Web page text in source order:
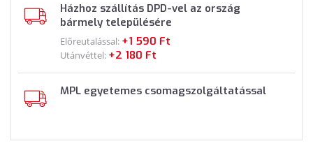
Házhoz szállítás DPD-vel az ország
bármely településére
Előreutalással: +1 590 Ft
Utánvéttel: +2 180 Ft
MPL egyetemes csomagszolgáltatással